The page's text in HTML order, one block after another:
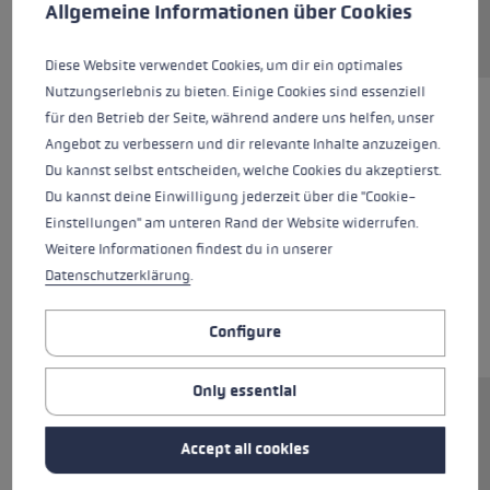
Ersatzsegment (Mittelteil) für LEKI FX.One
Stöcke. Abmessungen: 12x200mm.
Rohrmaterial: Carbon.
This website uses cookies to give you the best possible experience.
Allgemeine Informationen über Cookies
Diese Website verwendet Cookies, um dir ein optimales
Nutzungserlebnis zu bieten. Einige Cookies sind essenziell
für den Betrieb der Seite, während andere uns helfen, unser
Angebot zu verbessern und dir relevante Inhalte anzuzeigen.
Du kannst selbst entscheiden, welche Cookies du akzeptierst.
Du kannst deine Einwilligung jederzeit über die "Cookie-
Einstellungen" am unteren Rand der Website widerrufen.
Weitere Informationen findest du in unserer
Datenschutzerklärung.
Configure
Only essential
Accept all cookies